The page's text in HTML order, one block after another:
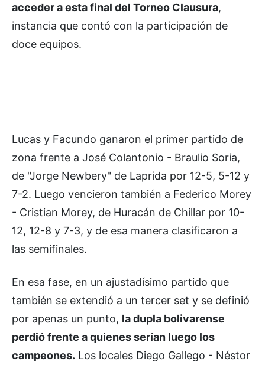
acceder a esta final del Torneo Clausura,
instancia que contó con la participación de
doce equipos.
Lucas y Facundo ganaron el primer partido de
zona frente a José Colantonio - Braulio Soria,
de "Jorge Newbery" de Laprida por 12-5, 5-12 y
7-2. Luego vencieron también a Federico Morey
- Cristian Morey, de Huracán de Chillar por 10-
12, 12-8 y 7-3, y de esa manera clasificaron a
las semifinales.
En esa fase, en un ajustadísimo partido que
también se extendió a un tercer set y se definió
por apenas un punto, la dupla bolivarense
perdió frente a quienes serían luego los
campeones. Los locales Diego Gallego - Néstor